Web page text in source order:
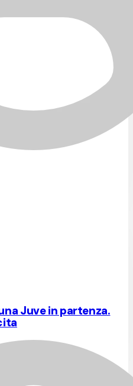
Juve in partenza.